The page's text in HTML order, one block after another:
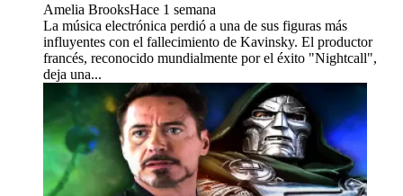
Amelia BrooksHace 1 semana
La música electrónica perdió a una de sus figuras más
influyentes con el fallecimiento de Kavinsky. El productor
francés, reconocido mundialmente por el éxito "Nightcall",
deja una...